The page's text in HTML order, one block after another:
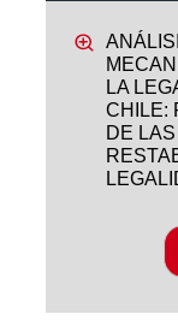
LA
CHILE:
DE